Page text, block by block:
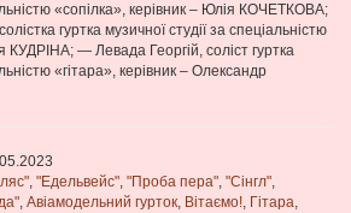
«сопілка», керівник – Юлія КОЧЕТКОВА;
гуртка музичної студії за спеціальністю
КУДРІНА; — Левада Георгій, соліст гуртка
«гітара», керівник – Олександр
, "Едельвейс", "Проба пера", "Сінгл",
, Авіамодельний гурток, Вітаємо!, Гітара,